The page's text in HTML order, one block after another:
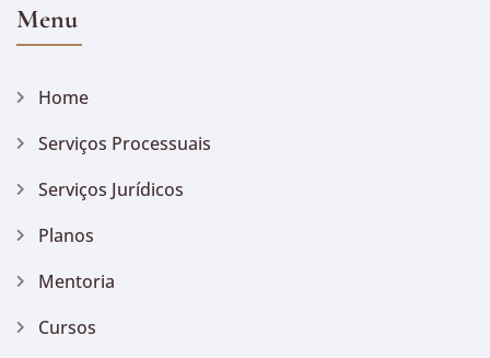
Menu
Home
Serviços Processuais
Serviços Jurídicos
Planos
Mentoria
Cursos